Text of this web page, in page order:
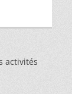
activités